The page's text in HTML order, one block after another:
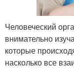
Человеческий
внимательно
которые
насколько все